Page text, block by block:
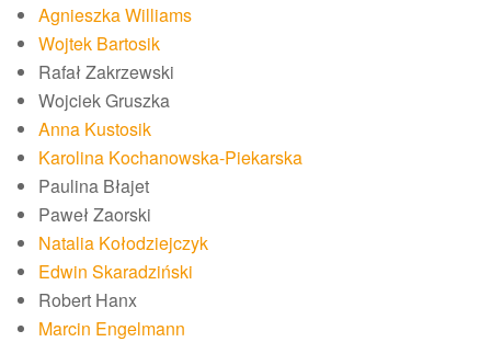
Agnieszka Williams
Wojtek Bartosik
Rafał Zakrzewski
Wojciek Gruszka
Anna Kustosik
Karolina Kochanowska-Piekarska
Paulina Błajet
Paweł Zaorski
Natalia Kołodziejczyk
Edwin Skaradziński
Robert Hanx
Marcin Engelmann